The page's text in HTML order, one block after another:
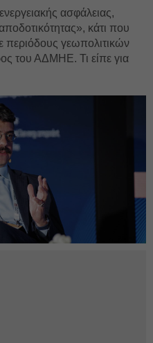
ασφάλειας,
κάτι που
περιόδους γεωπολιτικών
του ΑΔΜΗΕ. Τι είπε για